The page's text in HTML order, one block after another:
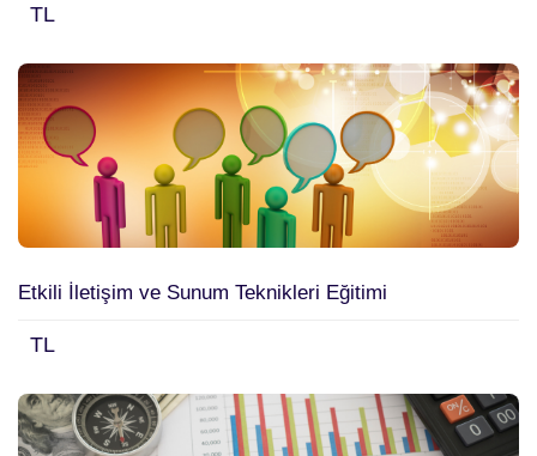
TL
Etkili İletişim ve Sunum Teknikleri Eğitimi
TL